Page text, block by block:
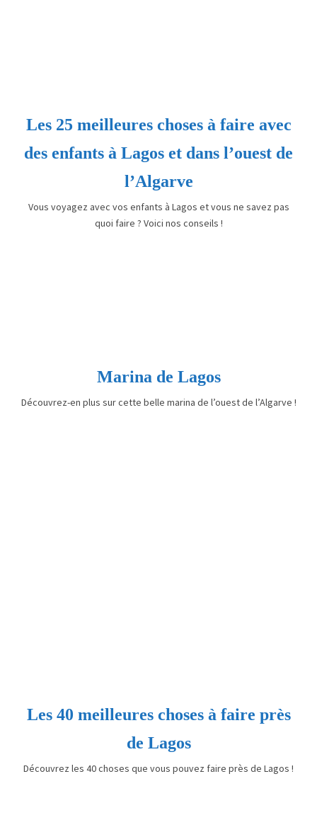
Les 25 meilleures choses à faire avec
des enfants à Lagos et dans l’ouest de
l’Algarve
Vous voyagez avec vos enfants à Lagos et vous ne savez pas
quoi faire ? Voici nos conseils !
Marina de Lagos
Découvrez-en plus sur cette belle marina de l’ouest de l’Algarve !
Les 40 meilleures choses à faire près
de Lagos
Découvrez les 40 choses que vous pouvez faire près de Lagos !